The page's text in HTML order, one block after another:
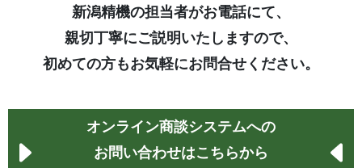
新潟精機の担当者がお電話にて、
親切丁寧にご説明いたしますので、
初めての方もお気軽にお問合せください。
オンライン商談システムへの
お問い合わせはこちらから